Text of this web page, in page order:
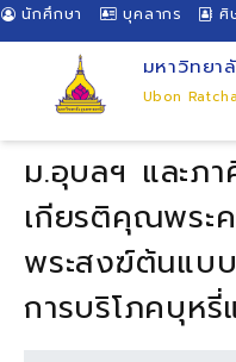
นักศึกษา บุคลากร ศิ
มหาวิทยา
Ubon
ม.อุบลฯ และภา
เกียรติคุณพร
พระสงฆ์ต้นแบ
การบริโภคบุหรี่